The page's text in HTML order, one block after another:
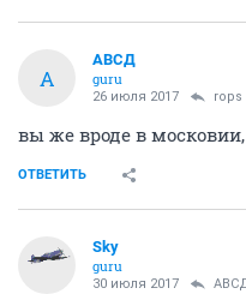
А
АВСД
guru
26 июля 2017 rops
вы же вроде в
ОТВЕТИТЬ
Sky
guru
30 июля 2017